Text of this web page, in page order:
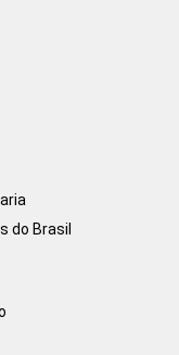
do Brasil